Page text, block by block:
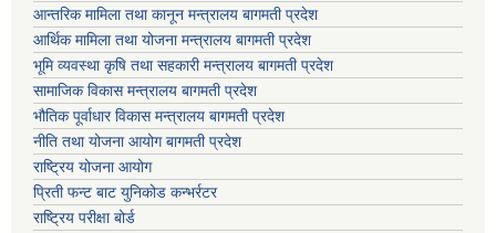
आन्तरिक मामिला तथा कानून मन्त्रालय बागमती प्रदेश
आर्थिक मामिला तथा योजना मन्त्रालय बागमती प्रदेश
भूमि व्यवस्था कृषि तथा सहकारी मन्त्रालय बागमती प्रदेश
सामाजिक विकास मन्त्रालय बागमती प्रदेश
भौतिक पूर्वाधार विकास मन्त्रालय बागमती प्रदेश
नीति तथा योजना आयोग बागमती प्रदेश
राष्ट्रिय योजना आयोग
प्रिती फन्ट बाट युनिकोड कन्भर्रटर
राष्ट्रिय परीक्षा बोर्ड